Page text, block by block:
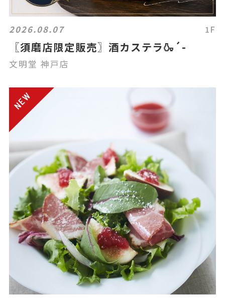
2026.08.07 1F
〖須磨店限定販売〗酒カステラ🍶´-
文明堂 神戸店